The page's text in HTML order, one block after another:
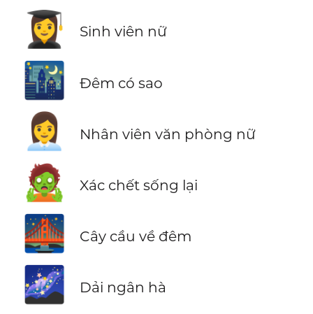
👩‍🎓 Sinh viên nữ
🌃 Đêm có sao
👩‍💼 Nhân viên văn phòng nữ
🧟 Xác chết sống lại
🌉 Cây cầu về đêm
🌌 Dải ngân hà